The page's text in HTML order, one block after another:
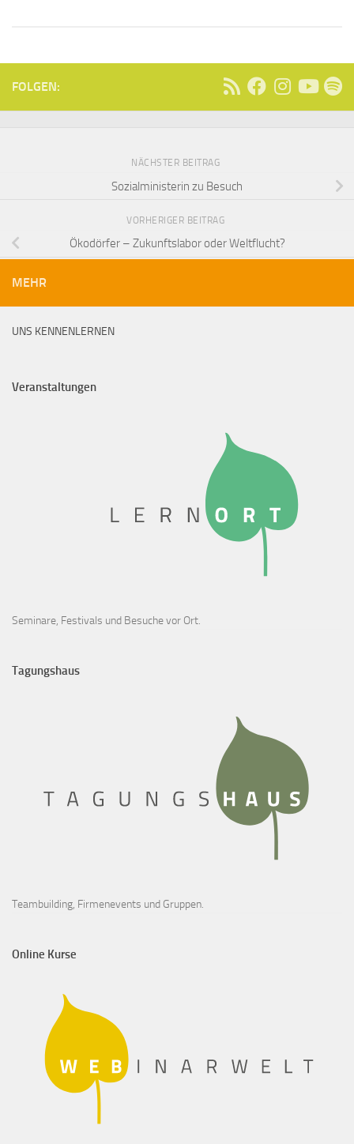
FOLGEN:
NÄCHSTER BEITRAG
Sozialministerin zu Besuch
VORHERIGER BEITRAG
Ökodörfer – Zukunftslabor oder Weltflucht?
MEHR
UNS KENNENLERNEN
Veranstaltungen
Seminare, Festivals und Besuche vor Ort.
Tagungshaus
Teambuilding, Firmenevents und Gruppen.
Online Kurse